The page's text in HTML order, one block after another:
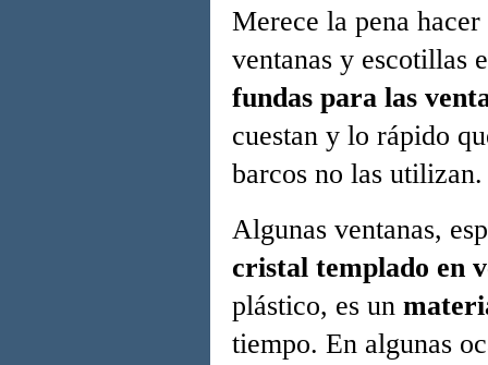
Merece la pena
ventanas y escotillas
fundas para las
cuestan y lo rápido
barcos no las utilizan.
Algunas ventanas,
cristal templado en
plástico, es un
tiempo. En algunas